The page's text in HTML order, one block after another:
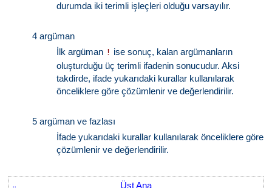
durumda iki terimli işleçleri olduğu varsayılır.
4 argüman
İlk argüman ! ise sonuç, kalan argümanların
oluşturduğu üç terimli ifadenin sonucudur. Aksi
takdirde, ifade yukarıdaki kurallar kullanılarak
önceliklere göre çözümlenir ve değerlendirilir.
5 argüman ve fazlası
İfade yukarıdaki kurallar kullanılarak önceliklere göre
çözümlenir ve değerlendirilir.
Üst Ana